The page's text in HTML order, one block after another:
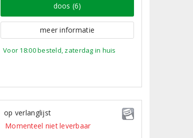
doos (6)
meer informatie
Voor 18:00 besteld, zaterdag in huis
op verlanglijst
Momenteel niet leverbaar